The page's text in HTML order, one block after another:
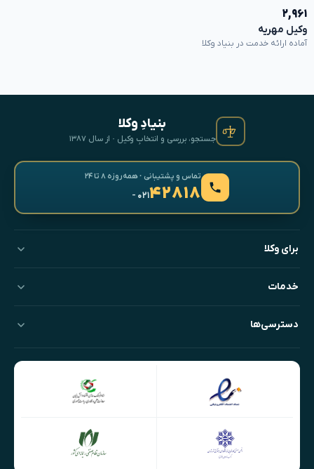
۲,۹۶۱
وکیل مهریه
آماده ارائه خدمت در بنیاد وکلا
بنیادِ وکلا
جستجو، بررسی و انتخابِ وکیل · از سال ۱۳۸۷
تماس و پشتیبانی · همه‌روزه ۸ تا ۲۴
۴۲۸۱۸- ۰۲۱
برای وکلا
خدمات
دسترسی‌ها